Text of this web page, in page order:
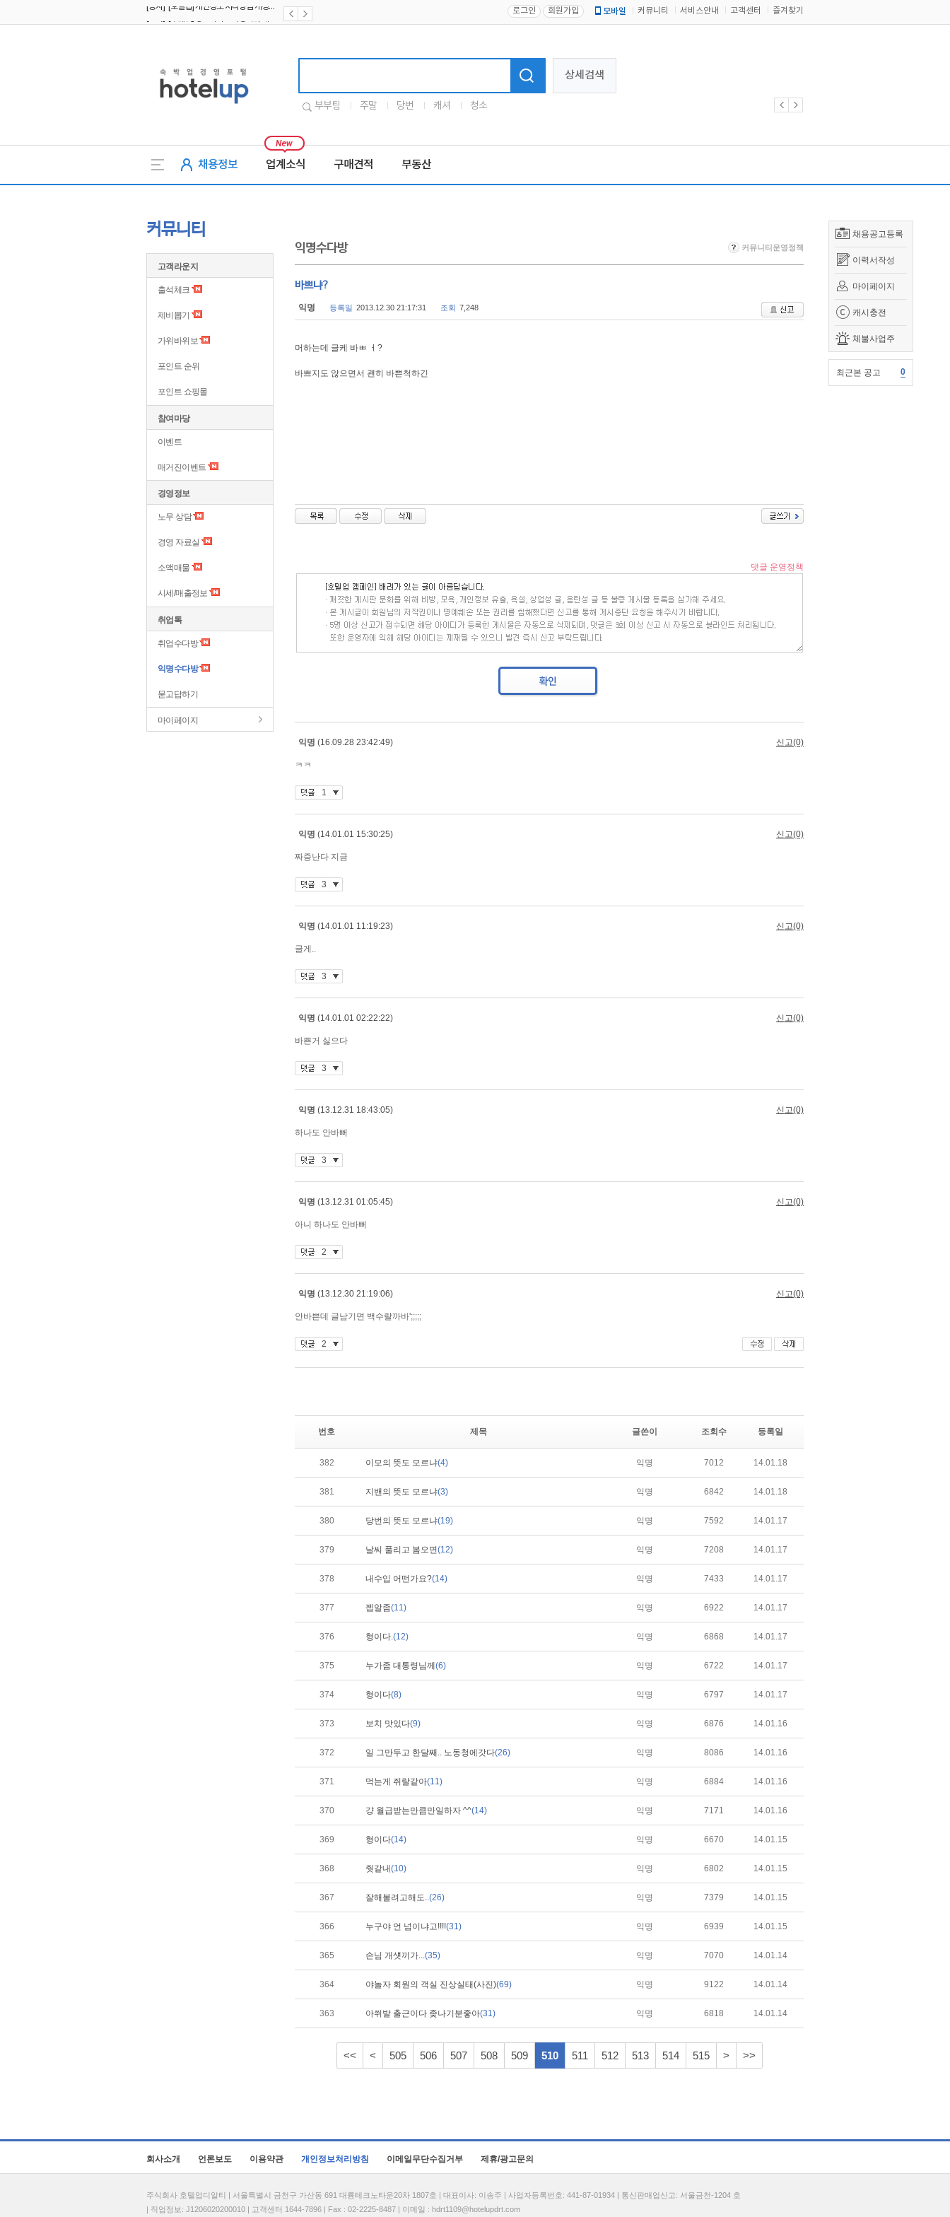
로그인 회원가입 모바일 커뮤니티 서비스안내 고객센터 즐겨찾기
상세검색
부부팀 주말 당번 캐셔 청소
채용정보 업계소식 구매견적 부동산
채용공고등록
이력서작성
마이페이지
캐시충전
체불사업주
최근본 공고 0
커뮤니티
고객라운지
출석체크
제비뽑기
가위바위보
포인트 순위
포인트 쇼핑몰
참여마당
이벤트
매거진이벤트
경영정보
노무 상담
경영 자료실
소액매물
시세/매출정보
취업톡
취업수다방
익명수다방
묻고답하기
마이페이지
익명수다방 커뮤니티운영정책
바쁘냐?
익명 등록일 2013.12.30 21:17:31 조회 7,248
머하는데 글케 바ㅃ ㅓ?
바쁘지도 않으면서 괜히 바쁜척하긴
번호 제목 글쓴이 조회수 등록일
382 이모의 뜻도 모르냐(4) 익명 7012 14.01.18
381 지밴의 뜻도 모르냐(3) 익명 6842 14.01.18
380 당번의 뜻도 모르냐(19) 익명 7592 14.01.17
379 날씨 풀리고 봄오면(12) 익명 7208 14.01.17
378 내수입 어떤가요?(14) 익명 7433 14.01.17
377 젭알좀(11) 익명 6922 14.01.17
376 형이다.(12) 익명 6868 14.01.17
375 누가좀 대통령님께 (6) 익명 6722 14.01.17
374 형이다(8) 익명 6797 14.01.17
373 보치 맛있다(9) 익명 6876 14.01.16
372 일 그만두고 한달째.. 노동청에갓다(26) 익명 8086 14.01.16
371 먹는게 쥐랄같아(11) 익명 6884 14.01.16
370 걍 월급받는만큼만일하자 ^^(14) 익명 7171 14.01.16
369 형이다(14) 익명 6670 14.01.15
368 줫같내(10) 익명 6802 14.01.15
367 잘해볼려고해도..(26) 익명 7379 14.01.15
366 누구야 언 넘이냐고!!!!(31) 익명 6939 14.01.15
365 손님 개섓끼가...(35) 익명 7070 14.01.14
364 야놀자 회원의 객실 진상실태(사진)(69) 익명 9122 14.01.14
363 아쒸발 출근이다 좆나기분좋아(31) 익명 6818 14.01.14
<< < 505 506 507 508 509 510 511 512 513 514 515 > >>
회사소개 언론보도 이용약관 개인정보처리방침 이메일무단수집거부 제휴/광고문의
주식회사 호텔업디알티 | 서울특별시 금천구 가산동 691 대륭테크노타운20차 1807호 | 대표이사: 이송주 | 사업자등록번호: 441-87-01934 | 통신판매업신고: 서울금천-1204 호
| 직업정보: J1206020200010 | 고객센터 1644-7896 | Fax : 02-2225-8487 | 이메일 : hdrt1109@hotelupdrt.com